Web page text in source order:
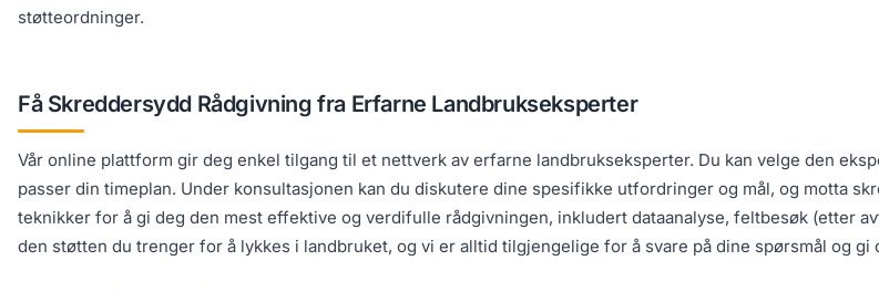
støtteordninger.
Få Skreddersydd Rådgivning fra Erfarne Landbrukseksperter
Vår online plattform gir deg enkel tilgang til et nettverk av erfarne landbrukseksperter. Du kan velge den
passer din timeplan. Under konsultasjonen kan du diskutere dine spesifikke utfordringer og mål, og motta
teknikker for å gi deg den mest effektive og verdifulle rådgivningen, inkludert dataanalyse, feltbesøk (etter
den støtten du trenger for å lykkes i landbruket, og vi er alltid tilgjengelige for å svare på dine spørsmål og gi